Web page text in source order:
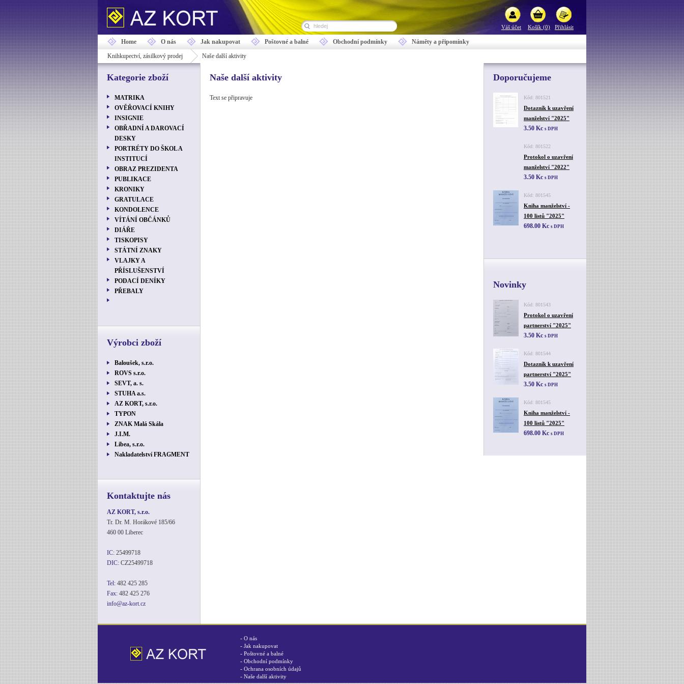
Váš účet Košík (0) Přihlásit
Home O nás Jak nakupovat Poštovné a balné Obchodní podmínky
Náměty a připomínky
Knihkupectví, zásilkový prodej
Naše další aktivity
Kategorie zboží
MATRIKA
OVĚŘOVACÍ KNIHY
INSIGNIE
OBŘADNÍ A DAROVACÍ
DESKY
PORTRÉTY DO ŠKOL A
INSTITUCÍ
OBRAZ PREZIDENTA
PUBLIKACE
KRONIKY
GRATULACE
KONDOLENCE
VÍTÁNÍ OBČÁNKŮ
DIÁŘE
TISKOPISY
STÁTNÍ ZNAKY
VLAJKY A
PŘÍSLUŠENSTVÍ
PODACÍ DENÍKY
PŘEBALY
Výrobci zboží
Baloušek, s.r.o.
ROVS s.r.o.
SEVT, a. s.
STUHA a.s.
AZ KORT, s.r.o.
TYPON
ZNAK Malá Skála
J.I.M.
Libea, s.r.o.
Nakladatelství FRAGMENT
Kontaktujte nás
AZ KORT, s.r.o.
Tr. Dr. M. Horákové 185/66
460 00 Liberec
IC: 25499718
DIC: CZ25499718
Tel: 482 425 285
Fax: 482 425 276
info@az-kort.cz
Naše další aktivity
Text se připravuje
Doporučujeme
Kód: 801521
Dotazník k uzavření
manželství "2025"
3.50 Kc s DPH
Kód: 801522
Protokol o uzavření
manželství "2022"
3.50 Kc s DPH
Kód: 801545
Kniha manželství -
100 listů "2025"
698.00 Kc s DPH
Novinky
Kód: 801543
Protokol o uzavření
partnerství "2025"
3.50 Kc s DPH
Kód: 801544
Dotazník k uzavření
partnerství "2025"
3.50 Kc s DPH
Kód: 801545
Kniha manželství -
100 listů "2025"
698.00 Kc s DPH
- O nás
- Jak nakupovat
- Poštovné a balné
- Obchodní podmínky
- Ochrana osobních údajů
- Naše další aktivity